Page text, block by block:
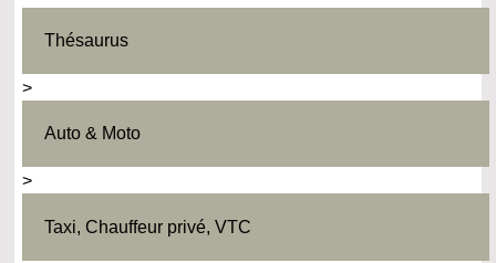
Thésaurus
>
Auto & Moto
>
Taxi, Chauffeur privé, VTC